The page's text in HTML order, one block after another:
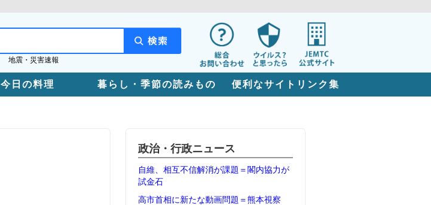
地震・災害速報
今日の料理 暮らし・季節の読みもの 便利なサイトリンク集
政治・行政ニュース
自維、相互不信解消が課題＝閣内協力が
試金石
高市首相に新たな動画問題＝熊本視察